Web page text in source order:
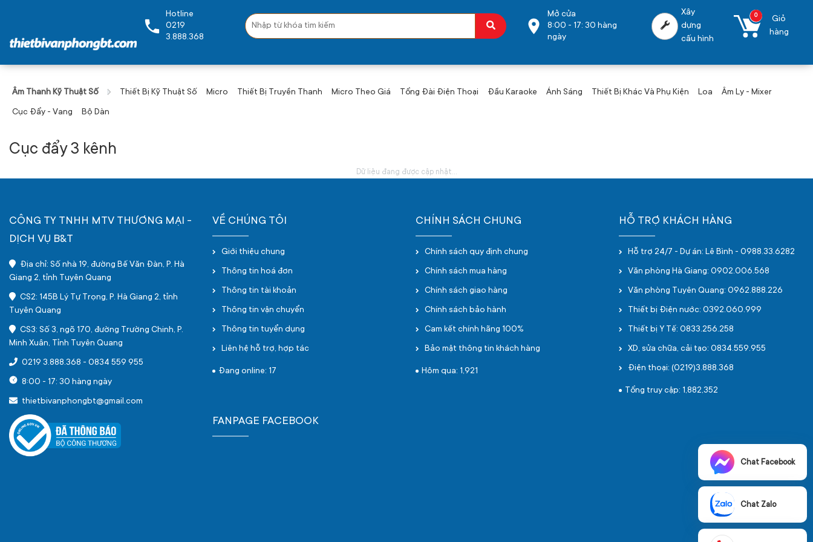
Hotline
0219
3.888.368
Mở cửa
8:00 - 17: 30 hàng
ngày
Xây
dựng
cấu hình
0
Giỏ
hàng
Âm Thanh Kỹ Thuật Số Thiết Bị Kỹ Thuật Số Micro Thiết Bị Truyền Thanh Micro Theo Giá Tổng Đài Điện Thoại Đầu Karaoke Ánh Sáng Thiết Bị Khác Và Phụ Kiện Loa Âm Ly - Mixer
Cục Đẩy - Vang Bộ Dàn
Cục đẩy 3 kênh
Dữ liệu đang được cập nhật...
CÔNG TY TNHH MTV THƯƠNG MẠI -
DỊCH VỤ B&T
Địa chỉ: Số nhà 19, đường Bế Văn Đàn, P. Hà
Giang 2, tỉnh Tuyên Quang
CS2: 145B Lý Tự Trọng, P. Hà Giang 2, tỉnh
Tuyên Quang
CS3: Số 3, ngõ 170, đường Trường Chinh, P.
Minh Xuân, Tỉnh Tuyên Quang
0219 3.888.368 - 0834 559 955
8:00 - 17: 30 hàng ngày
thietbivanphongbt@gmail.com
VỀ CHÚNG TÔI
Giới thiệu chung
Thông tin hoá đơn
Thông tin tài khoản
Thông tin vận chuyển
Thông tin tuyển dụng
Liên hệ hỗ trợ, hợp tác
Đang online: 17
CHÍNH SÁCH CHUNG
Chính sách quy định chung
Chính sách mua hàng
Chính sách giao hàng
Chính sách bảo hành
Cam kết chính hãng 100%
Bảo mật thông tin khách hàng
Hôm qua: 1,921
HỖ TRỢ KHÁCH HÀNG
Hỗ trợ 24/7 - Dự án: Lê Bình - 0988.33.6282
Văn phòng Hà Giang: 0902.006.568
Văn phòng Tuyên Quang: 0962.888.226
Thiết bị Điện nước: 0392.060.999
Thiết bị Y Tế: 0833.256.258
XD, sửa chữa, cải tạo: 0834.559.955
Điện thoại: (0219)3.888.368
Tổng truy cập: 1,882,352
FANPAGE FACEBOOK
Chat Facebook
Chat Zalo